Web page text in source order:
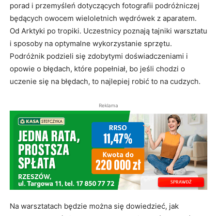
porad i przemyśleń dotyczących fotografii podróżniczej
będących owocem wieloletnich wędrówek z aparatem.
Od Arktyki po tropiki. Uczestnicy poznają tajniki warsztatu
i sposoby na optymalne wykorzystanie sprzętu.
Podróżnik podzieli się zdobytymi doświadczeniami i
opowie o błędach, które popełniał, bo jeśli chodzi o
uczenie się na błędach, to najlepiej robić to na cudzych.
Reklama
Na warsztatach będzie można się dowiedzieć, jak